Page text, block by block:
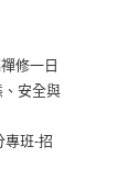
修一日
安全與
專班-招